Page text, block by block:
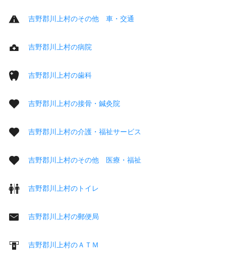
吉野郡川上村のその他 車・交通
吉野郡川上村の病院
吉野郡川上村の歯科
吉野郡川上村の接骨・鍼灸院
吉野郡川上村の介護・福祉サービス
吉野郡川上村のその他 医療・福祉
吉野郡川上村のトイレ
吉野郡川上村の郵便局
吉野郡川上村のＡＴＭ